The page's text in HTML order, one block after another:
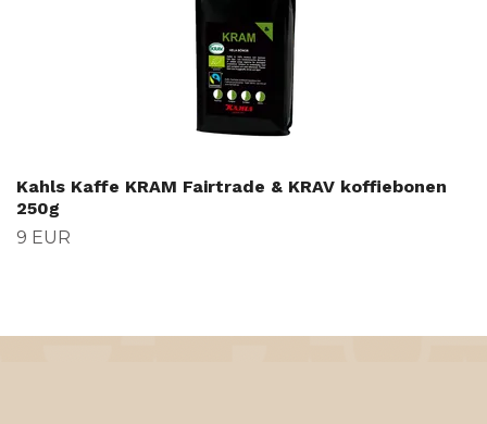
Kahls Kaffe KRAM Fairtrade & KRAV koffiebonen
250g
9 EUR